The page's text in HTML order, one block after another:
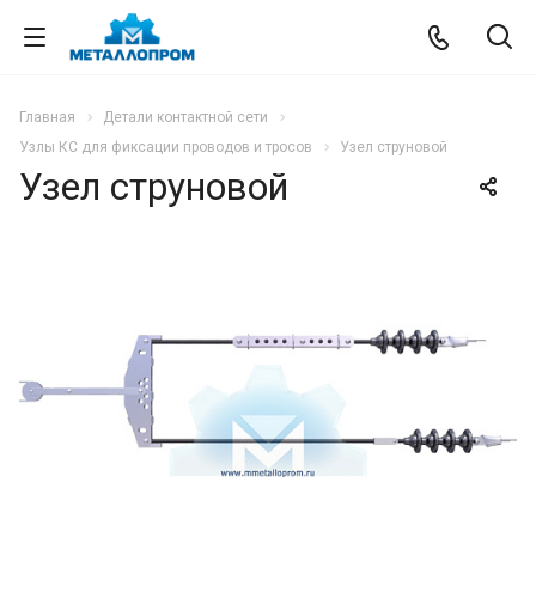
Главная
Детали контактной сети
Узлы КС для фиксации проводов и тросов
Узел струновой
Узел струновой